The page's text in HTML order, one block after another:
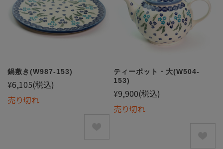
鍋敷き(W987-153)
¥6,105(税込)
売り切れ
ティーポット・大(W504-
153)
¥9,900(税込)
売り切れ